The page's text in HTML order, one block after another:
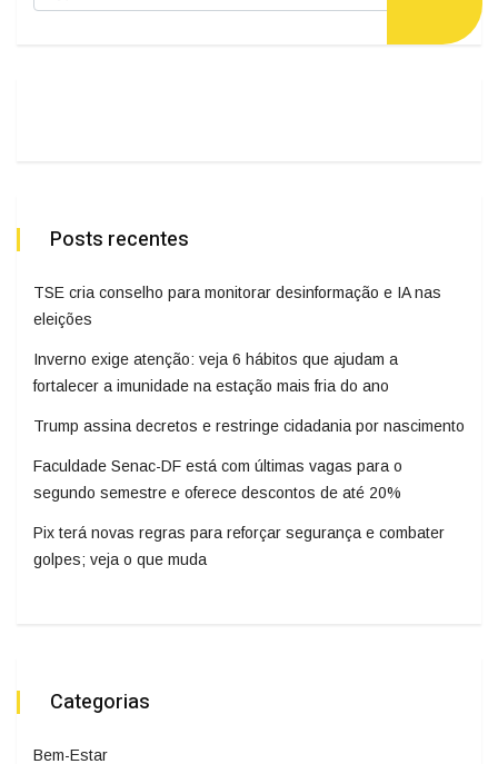
Posts recentes
TSE cria conselho para monitorar desinformação e IA nas
eleições
Inverno exige atenção: veja 6 hábitos que ajudam a
fortalecer a imunidade na estação mais fria do ano
Trump assina decretos e restringe cidadania por nascimento
Faculdade Senac-DF está com últimas vagas para o
segundo semestre e oferece descontos de até 20%
Pix terá novas regras para reforçar segurança e combater
golpes; veja o que muda
Categorias
Bem-Estar